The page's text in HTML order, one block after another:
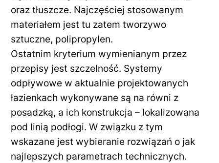
oraz tłuszcze. Najczęściej stosowanym
materiałem jest tu zatem tworzywo
sztuczne, polipropylen.
Ostatnim kryterium wymienianym przez
przepisy jest szczelność. Systemy
odpływowe w aktualnie projektowanych
łazienkach wykonywane są na równi z
posadzką, a ich konstrukcja – lokalizowana
pod linią podłogi. W związku z tym
wskazane jest wybieranie rozwiązań o jak
najlepszych parametrach technicznych.